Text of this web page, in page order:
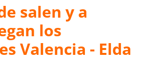
salen y a
los
Valencia - Elda